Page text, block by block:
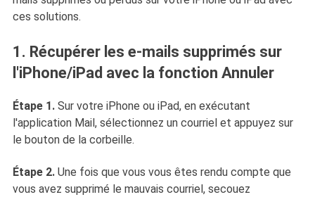
ces solutions.
1. Récupérer les e-mails supprimés sur
l'iPhone/iPad avec la fonction Annuler
Étape 1. Sur votre iPhone ou iPad, en exécutant
l'application Mail, sélectionnez un courriel et appuyez sur
le bouton de la corbeille.
Étape 2. Une fois que vous vous êtes rendu compte que
vous avez supprimé le mauvais courriel, secouez